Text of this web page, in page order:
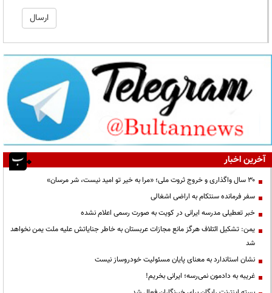
آخرین اخبار
۳۰ سال واگذاری و خروج ثروت ملی؛ «مرا به خیر تو امید نیست، شر مرسان»
سفر فرمانده سنتکام به اراضی اشغالی
خبر تعطیلی مدرسه ایرانی در کویت به صورت رسمی اعلام نشده
یمن: تشکیل ائتلاف هرگز مانع مجازات عربستان به خاطر جنایاتش علیه ملت یمن نخواهد
شد
نشان استاندارد به معنای پایان مسئولیت خودروساز نیست
غریبه به دادمون نمی‌رسه؛ ایرانی بخریم!